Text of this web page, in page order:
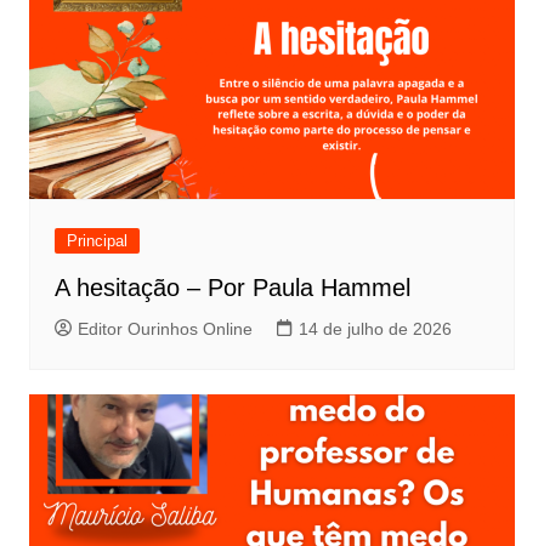
Principal
A hesitação – Por Paula Hammel
Editor Ourinhos Online 14 de julho de 2026